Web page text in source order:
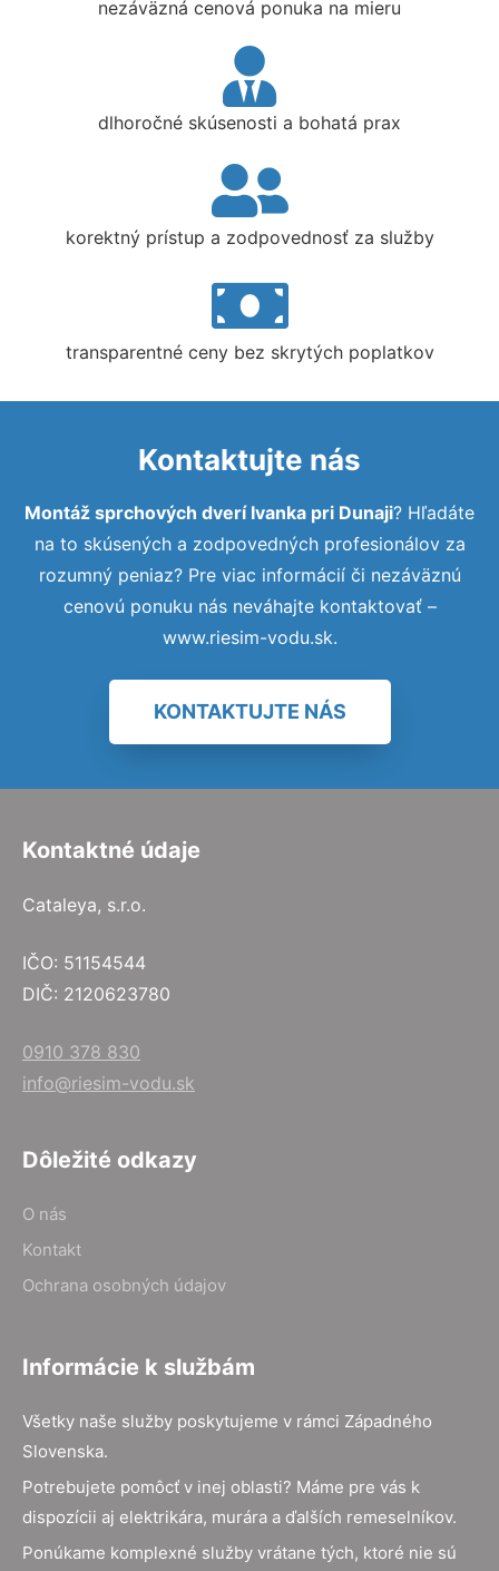
nezáväzná cenová ponuka na mieru
dlhoročné skúsenosti a bohatá prax
korektný prístup a zodpovednosť za služby
transparentné ceny bez skrytých poplatkov
Kontaktujte nás
Montáž sprchových dverí Ivanka pri Dunaji? Hľadáte
na to skúsených a zodpovedných profesionálov za
rozumný peniaz? Pre viac informácií či nezáväznú
cenovú ponuku nás neváhajte kontaktovať –
www.riesim-vodu.sk.
KONTAKTUJTE NÁS
Kontaktné údaje
Cataleya, s.r.o.
IČO: 51154544
DIČ: 2120623780
0910 378 830
info@riesim-vodu.sk
Dôležité odkazy
O nás
Kontakt
Ochrana osobných údajov
Informácie k službám
Všetky naše služby poskytujeme v rámci Západného
Slovenska.
Potrebujete pomôcť v inej oblasti? Máme pre vás k
dispozícii aj elektrikára, murára a ďalších remeselníkov.
Ponúkame komplexné služby vrátane tých, ktoré nie sú